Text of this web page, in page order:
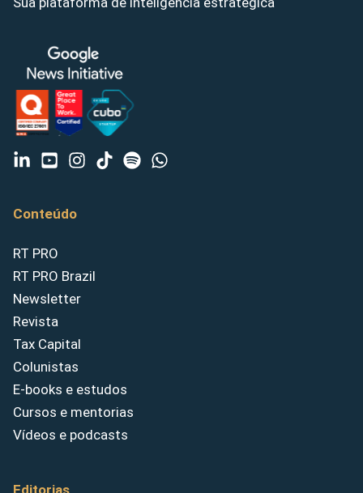
Conteúdo
RT PRO
RT PRO Brazil
Newsletter
Revista
Tax Capital
Colunistas
E-books e estudos
Cursos e mentorias
Vídeos e podcasts